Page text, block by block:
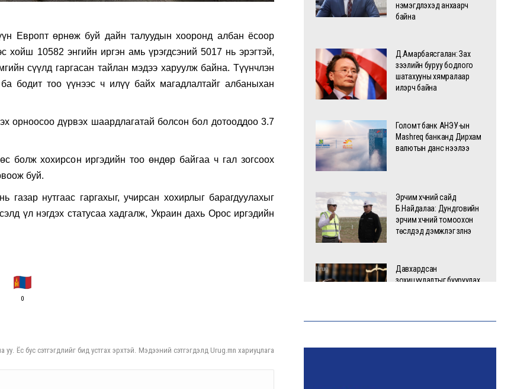
Европт өрнөж буй дайн талуудын хооронд албан ёсоор
хойш 10582 энгийн иргэн амь үрэгдсэний 5017 нь эрэгтэй,
сүүлд гаргасан тайлан мэдээ харуулж байна. Түүнчлэн
бодит тоо үүнээс ч илүү байх магадлалтайг албаныхан
орноосоо дүрвэх шаардлагатай болсон бол дотооддоо 3.7
болж хохирсон иргэдийн тоо өндөр байгаа ч гал зогсоох
буй.
нутгаас гаргахыг, учирсан хохирлыг барагдуулахыг
үл нэгдэх статусаа хадгалж, Украин дахь Орос иргэдийн
0
Ёс бус сэтгэгдлийг бид устгах эрхтэй. Мэдээний сэтгэгдэлд Urug.mn хариуцлага
нэмэгдүүлэхэд анхаарч
байна
Д.Амарбаясгалан: Зах
зээлийн буруу бодлого
шатахууны хямралаар
илэрч байна
Голомт банк АНЭУ-ын
Mashreq банканд Дирхам
валютын данс нээлээ
Эрчим хүчний сайд
Б.Найдалаа: Дундговийн
эрчим хүчний томоохон
төслүүдэд дэмжлэг үзүүлнэ
Давхардсан
зохицуулалтыг бууруулах